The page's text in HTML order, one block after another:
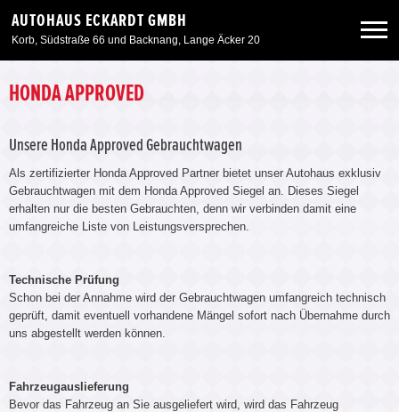
AUTOHAUS ECKARDT GMBH
Korb, Südstraße 66 und Backnang, Lange Äcker 20
Neuwagen
Gebrauchtwagen
Angebote
Unser Autohaus
HONDA APPROVED
Unsere Honda Approved Gebrauchtwagen
Als zertifizierter Honda Approved Partner bietet unser Autohaus exklusiv
Gebrauchtwagen mit dem Honda Approved Siegel an. Dieses Siegel
erhalten nur die besten Gebrauchten, denn wir verbinden damit eine
umfangreiche Liste von Leistungsversprechen.
Technische Prüfung
Schon bei der Annahme wird der Gebrauchtwagen umfangreich technisch
geprüft, damit eventuell vorhandene Mängel sofort nach Übernahme durch
uns abgestellt werden können.
Fahrzeugauslieferung
Bevor das Fahrzeug an Sie ausgeliefert wird, wird das Fahrzeug